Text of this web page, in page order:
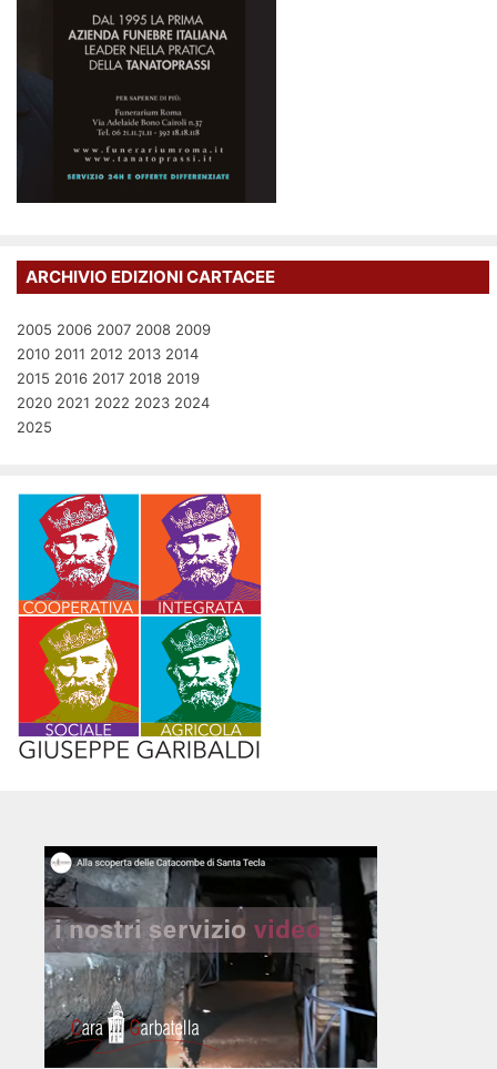
ARCHIVIO EDIZIONI CARTACEE
2005 2006 2007 2008 2009
2010 2011 2012 2013 2014
2015 2016 2017 2018 2019
2020 2021 2022 2023 2024
2025